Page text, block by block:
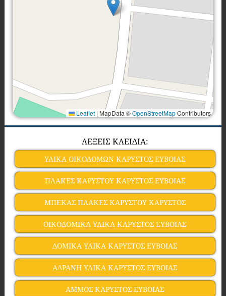
Leaflet | MapData ©OpenStreetMapContributors
ΛΕΞΕΙΣ ΚΛΕΙΔΙΑ:
ΥΛΙΚΑ ΟΙΚΟΔΟΜΩΝ ΚΑΡΥΣΤΟΣ ΕΥΒΟΙΑΣ
ΠΛΑΚΕΣ ΚΑΡΥΣΤΟΥ ΚΑΡΥΣΤΟΣ ΕΥΒΟΙΑΣ
ΜΠΕΚΑΣ ΠΛΑΚΕΣ ΚΑΡΥΣΤΟΥ ΚΑΡΥΣΤΟΣ
ΟΙΚΟΔΟΜΙΚΑ ΥΛΙΚΑ ΚΑΡΥΣΤΟΣ ΕΥΒΟΙΑΣ
ΔΟΜΙΚΑ ΥΛΙΚΑ ΚΑΡΥΣΤΟΣ ΕΥΒΟΙΑΣ
ΑΔΡΑΝΗ ΥΛΙΚΑ ΚΑΡΥΣΤΟΣ ΕΥΒΟΙΑΣ
ΑΜΜΟΣ ΚΑΡΥΣΤΟΣ ΕΥΒΟΙΑΣ